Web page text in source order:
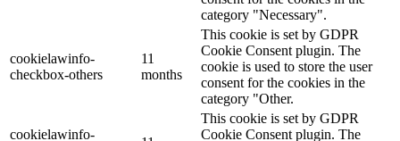
category "Necessary".
cookielawinfo-
checkbox-others
11
months
This cookie is set by GDPR
Cookie Consent plugin. The
cookie is used to store the user
consent for the cookies in the
category "Other.
cookielawinfo-
This cookie is set by GDPR
Cookie Consent plugin. The